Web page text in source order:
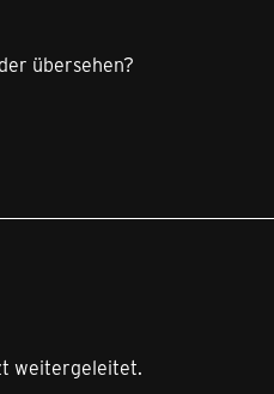
übersehen?
weitergeleitet.